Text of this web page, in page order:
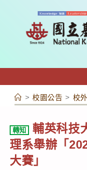
容
> 校園公告 > 校
轉知
輔英科技
理系舉辦「
大賽」